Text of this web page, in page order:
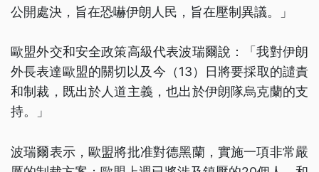
公開處決，旨在恐嚇伊朗人民，旨在壓制異議。」
歐盟外交和安全政策高級代表波瑞爾說：「我對伊朗
外長表達歐盟的關切以及今（13）日將要採取的譴責
和制裁，既出於人道主義，也出於伊朗隊烏克蘭的支
持。」
波瑞爾表示，歐盟將批准對德黑蘭，實施一項非常嚴